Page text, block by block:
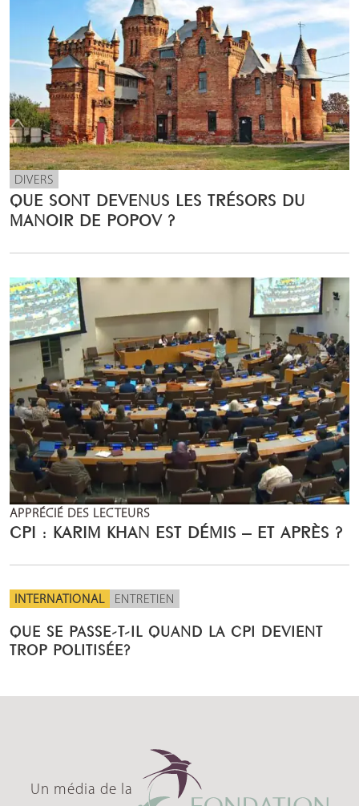
DIVERS
QUE SONT DEVENUS LES TRÉSORS DU
MANOIR DE POPOV ?
APPRÉCIÉ DES LECTEURS
CPI : KARIM KHAN EST DÉMIS – ET APRÈS ?
INTERNATIONAL ENTRETIEN
QUE SE PASSE-T-IL QUAND LA CPI DEVIENT
TROP POLITISÉE?
Un média de la